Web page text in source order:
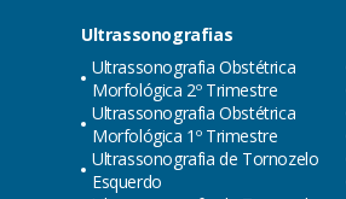
Ultrassonografias
Ultrassonografia Obstétrica
Morfológica 2º Trimestre
Ultrassonografia Obstétrica
Morfológica 1º Trimestre
Ultrassonografia de Tornozelo
Esquerdo